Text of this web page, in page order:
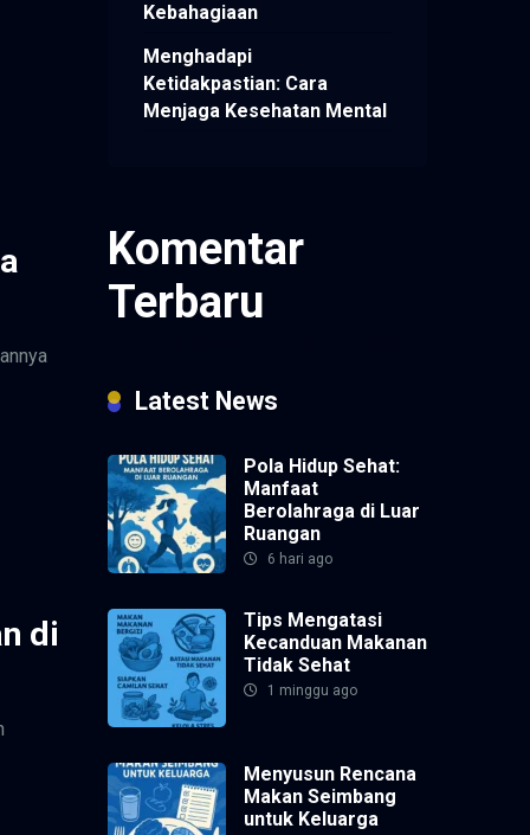
di
Kebahagiaan
Menghadapi
Ketidakpastian: Cara
Menjaga Kesehatan Mental
Komentar
Terbaru
Latest News
Pola Hidup Sehat:
Manfaat
Berolahraga di Luar
Ruangan
6 hari ago
Tips Mengatasi
Kecanduan Makanan
Tidak Sehat
1 minggu ago
Menyusun Rencana
Makan Seimbang
untuk Keluarga